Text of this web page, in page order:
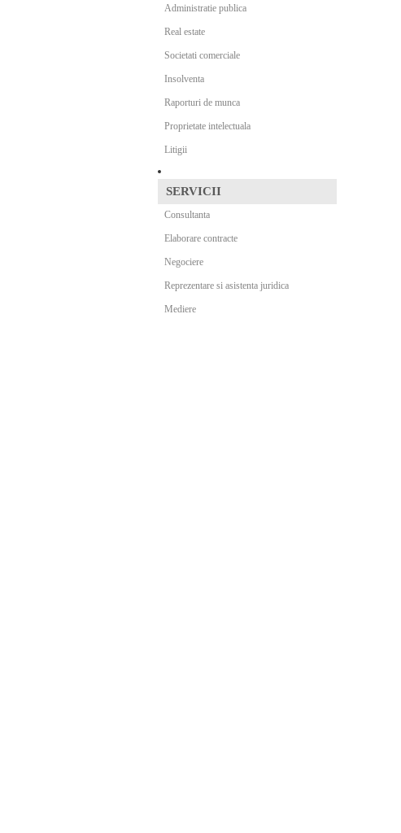
Administratie publica
Real estate
Societati comerciale
Insolventa
Raporturi de munca
Proprietate intelectuala
Litigii
SERVICII
Consultanta
Elaborare contracte
Negociere
Reprezentare si asistenta juridica
Mediere